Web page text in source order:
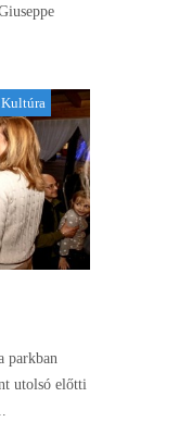
Kultúra
parkban
utolsó előtti